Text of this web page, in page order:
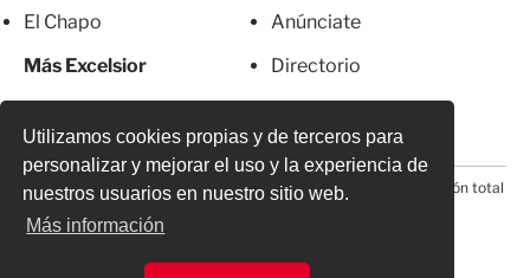
Utilizamos cookies propias y de terceros para
personalizar y mejorar el uso y la experiencia de
nuestros usuarios en nuestro sitio web.
Más información
El Chapo
Más Excelsior
Anúnciate
Directorio
© 2026 Todos los derechos reservados. Prohibida la reproducción total
o parcial, incluyendo cualquier medio electrónico*